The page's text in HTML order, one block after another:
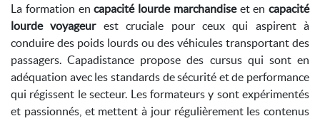
La formation encapacité lourde marchandiseet en capacité
lourde voyageurest cruciale pour ceux qui aspirent à
conduire des poids lourds ou des véhicules transportant des
passagers. Capadistance propose des cursus qui sont en
adéquation avec les standards de sécurité et de performance
qui régissent le secteur. Les formateurs y sont expérimentés
et passionnés, et mettent à jour régulièrement les contenus